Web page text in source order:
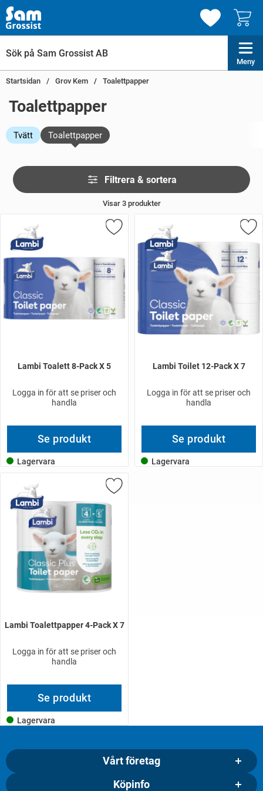
Meny
Startsidan Grov Kem Toalettpapper
Toalettpapper
Tvätt Toalettpapper
Hoppa
över
filtersektionen
Filtrera & sortera
Visar 3produkter
Lambi Toalett 8-Pack X 5
Logga in för att se priser och
handla
Se produkt
Lagervara
Lambi Toilet 12-Pack X 7
Logga in för att se priser och
handla
Se produkt
Lagervara
Lambi Toalettpapper 4-Pack X 7
Logga in för att se priser och
handla
Se produkt
Lagervara
Vårt företag
Köpinfo